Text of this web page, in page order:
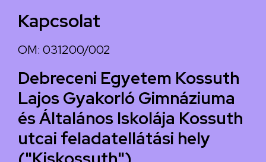
Kapcsolat
OM: 031200/002
Debreceni Egyetem Kossuth
Lajos Gyakorló Gimnáziuma
és Általános Iskolája Kossuth
utcai feladatellátási hely